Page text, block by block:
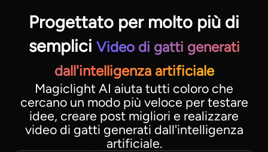
Progettato per molto più di
semplici Video di gatti generati
dall'intelligenza artificiale
Magiclight AI aiuta tutti coloro che
cercano un modo più veloce per testare
idee, creare post migliori e realizzare
video di gatti generati dall'intelligenza
artificiale.